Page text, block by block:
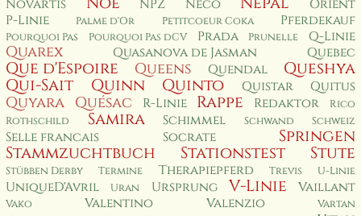
Novartis
NPZ Néco
Orient
P-Linie
Palme d'Or Petitcoeur Coka Pferdekauf
Pourquoi Pas Pourquoi Pas dCV Prada Prunelle Q-Linie
Quarex Quasanova de Jasman Quebec
Que d'Espoire Queens Quendal
Queshya
Qui-Sait
Quinn Quinto Quistar Quitus
Quyara Quésac R-Linie Rappe Redaktor
Rico
Rothschild
Samira Schimmel Schwand Schweiz
Selle francais Socrate
Springen
Stammzuchtbuch
Stationstest Stute
Stübben Derby Termine Therapiepferd Trevis U-Linie
UniqueD'Avril Uran Ursprung V-Linie Vaillant
Vako Valentino Valenzio
Vartan